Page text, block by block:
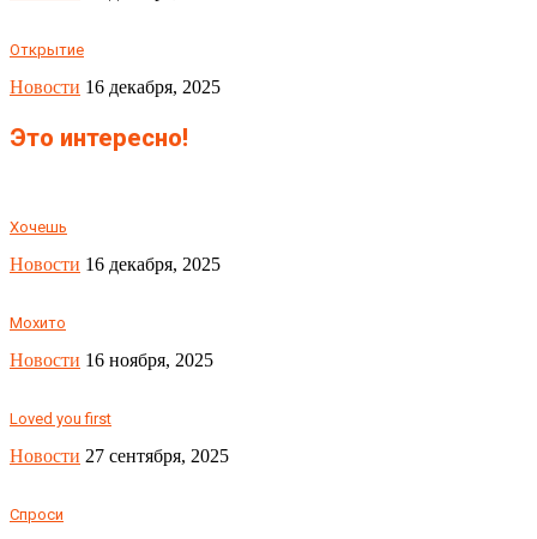
Открытие
Новости 16 декабря, 2025
Это интересно!
Хочешь
Новости 16 декабря, 2025
Мохито
Новости 16 ноября, 2025
Loved you first
Новости 27 сентября, 2025
Спроси